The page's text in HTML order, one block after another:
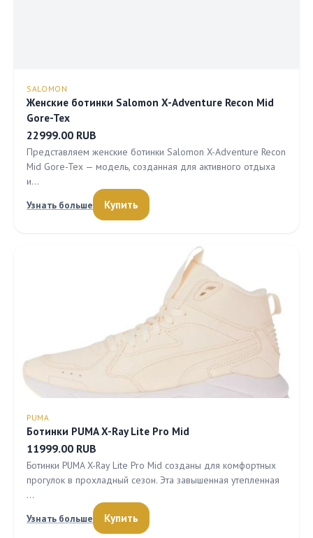
SALOMON
Женские ботинки Salomon X-Adventure Recon Mid
Gore-Tex
22999.00 RUB
Представляем женские ботинки Salomon X-Adventure Recon
Mid Gore-Tex — модель, созданная для активного отдыха
и…
Узнать больше
Купить
PUMA
Ботинки PUMA X-Ray Lite Pro Mid
11999.00 RUB
Ботинки PUMA X-Ray Lite Pro Mid созданы для комфортных
прогулок в прохладный сезон. Эта завышенная утепленная
…
Узнать больше
Купить